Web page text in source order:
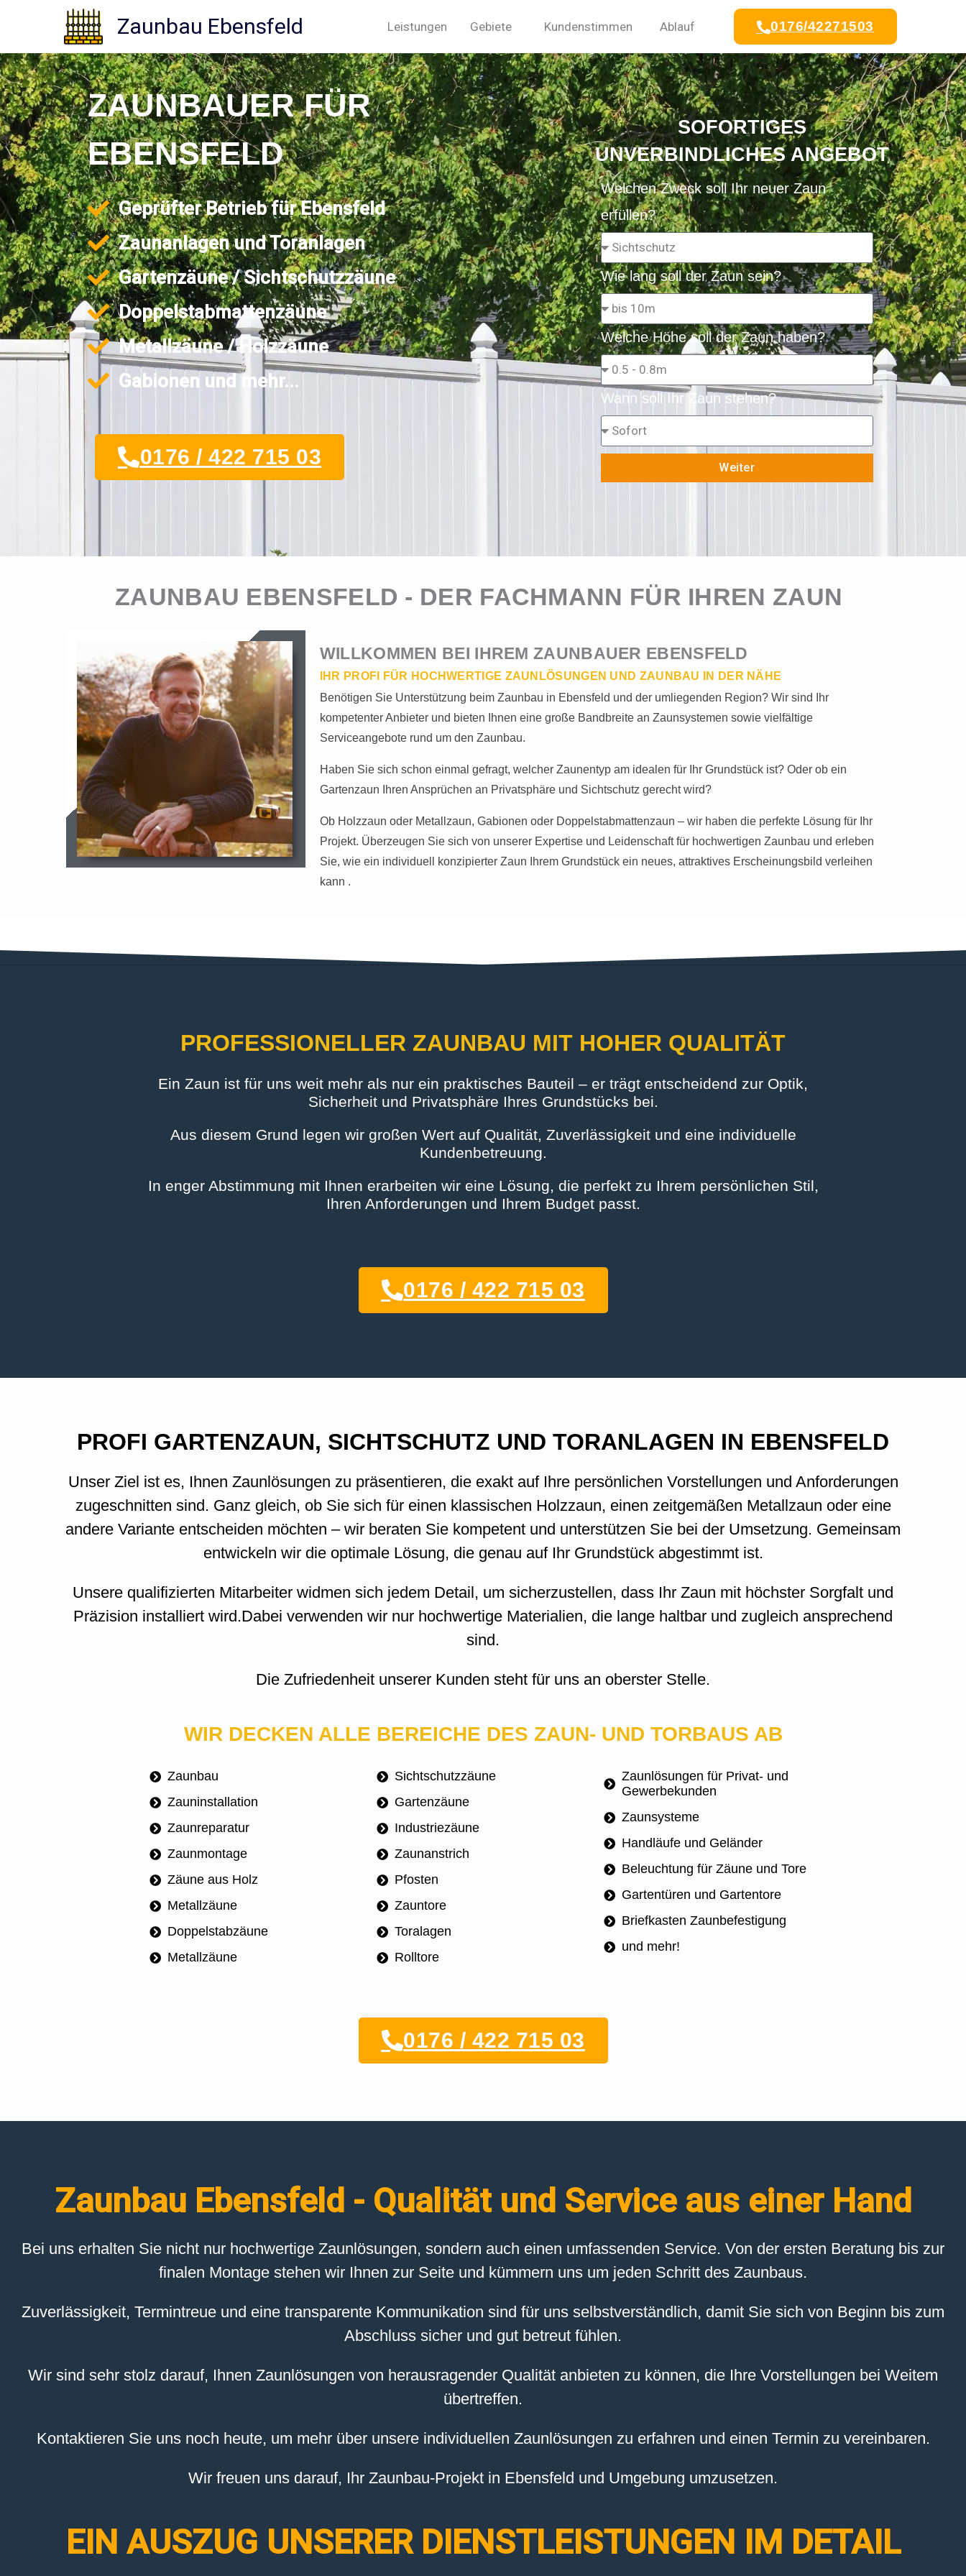
springen
Zaunbau Ebensfeld Leistungen Gebiete Kundenstimmen Ablauf 0176/42271503
ZAUNBAUER FÜR
EBENSFELD
Geprüfter Betrieb für Ebensfeld
Zaunanlagen und Toranlagen
Gartenzäune / Sichtschutzzäune
Doppelstabmattenzäune
Metallzäune / Holzzäune
Gabionen und mehr...
0176 / 422 715 03
SOFORTIGES
UNVERBINDLICHES ANGEBOT
Welchen Zweck soll Ihr neuer Zaun
erfüllen?
Wie lang soll der Zaun sein?
Welche Höhe soll der Zaun haben?
Wann soll Ihr Zaun stehen?
Weiter
ZAUNBAU EBENSFELD - DER FACHMANN FÜR IHREN ZAUN
WILLKOMMEN BEI IHREM ZAUNBAUER EBENSFELD
IHR PROFI FÜR HOCHWERTIGE ZAUNLÖSUNGEN UND ZAUNBAU IN DER NÄHE
Benötigen Sie Unterstützung beim Zaunbau in Ebensfeld und der umliegenden Region? Wir sind Ihr
kompetenter Anbieter und bieten Ihnen eine große Bandbreite an Zaunsystemen sowie vielfältige
Serviceangebote rund um den Zaunbau.
Haben Sie sich schon einmal gefragt, welcher Zaunentyp am idealen für Ihr Grundstück ist? Oder ob ein
Gartenzaun Ihren Ansprüchen an Privatsphäre und Sichtschutz gerecht wird?
Ob Holzzaun oder Metallzaun, Gabionen oder Doppelstabmattenzaun – wir haben die perfekte Lösung für Ihr
Projekt. Überzeugen Sie sich von unserer Expertise und Leidenschaft für hochwertigen Zaunbau und erleben
Sie, wie ein individuell konzipierter Zaun Ihrem Grundstück ein neues, attraktives Erscheinungsbild verleihen
kann .
PROFESSIONELLER ZAUNBAU MIT HOHER QUALITÄT​
Ein Zaun ist für uns weit mehr als nur ein praktisches Bauteil – er trägt entscheidend zur Optik,
Sicherheit und Privatsphäre Ihres Grundstücks bei.
Aus diesem Grund legen wir großen Wert auf Qualität, Zuverlässigkeit und eine individuelle
Kundenbetreuung.
In enger Abstimmung mit Ihnen erarbeiten wir eine Lösung, die perfekt zu Ihrem persönlichen Stil,
Ihren Anforderungen und Ihrem Budget passt.
0176 / 422 715 03
PROFI GARTENZAUN, SICHTSCHUTZ UND TORANLAGEN IN EBENSFELD
Unser Ziel ist es, Ihnen Zaunlösungen zu präsentieren, die exakt auf Ihre persönlichen Vorstellungen und Anforderungen
zugeschnitten sind. Ganz gleich, ob Sie sich für einen klassischen Holzzaun, einen zeitgemäßen Metallzaun oder eine
andere Variante entscheiden möchten – wir beraten Sie kompetent und unterstützen Sie bei der Umsetzung. Gemeinsam
entwickeln wir die optimale Lösung, die genau auf Ihr Grundstück abgestimmt ist.
Unsere qualifizierten Mitarbeiter widmen sich jedem Detail, um sicherzustellen, dass Ihr Zaun mit höchster Sorgfalt und
Präzision installiert wird.Dabei verwenden wir nur hochwertige Materialien, die lange haltbar und zugleich ansprechend
sind.
Die Zufriedenheit unserer Kunden steht für uns an oberster Stelle.
WIR DECKEN ALLE BEREICHE DES ZAUN- UND TORBAUS AB
Zaunbau
Zauninstallation
Zaunreparatur
Zaunmontage
Zäune aus Holz
Metallzäune
Doppelstabzäune
Metallzäune
Sichtschutzzäune
Gartenzäune
Industriezäune
Zaunanstrich
Pfosten
Zauntore
Toralagen
Rolltore
Zaunlösungen für Privat- und
Gewerbekunden
Zaunsysteme
Handläufe und Geländer
Beleuchtung für Zäune und Tore
Gartentüren und Gartentore
Briefkasten Zaunbefestigung
und mehr!
0176 / 422 715 03
Zaunbau Ebensfeld - Qualität und Service aus einer Hand
Bei uns erhalten Sie nicht nur hochwertige Zaunlösungen, sondern auch einen umfassenden Service. Von der ersten Beratung bis zur
finalen Montage stehen wir Ihnen zur Seite und kümmern uns um jeden Schritt des Zaunbaus.
Zuverlässigkeit, Termintreue und eine transparente Kommunikation sind für uns selbstverständlich, damit Sie sich von Beginn bis zum
Abschluss sicher und gut betreut fühlen.
Wir sind sehr stolz darauf, Ihnen Zaunlösungen von herausragender Qualität anbieten zu können, die Ihre Vorstellungen bei Weitem
übertreffen.
Kontaktieren Sie uns noch heute, um mehr über unsere individuellen Zaunlösungen zu erfahren und einen Termin zu vereinbaren.
Wir freuen uns darauf, Ihr Zaunbau-Projekt in Ebensfeld und Umgebung umzusetzen.
EIN AUSZUG UNSERER DIENSTLEISTUNGEN IM DETAIL